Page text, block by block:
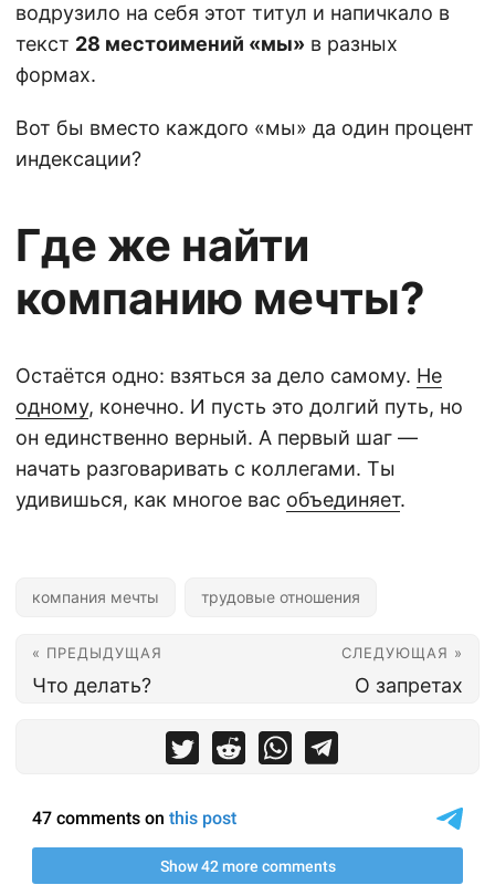
водрузило на себя этот титул и напичкало в
текст 28 местоимений «мы» в разных
формах.
Вот бы вместо каждого «мы» да один процент
индексации?
Где же найти
компанию мечты?
Остаётся одно: взяться за дело самому. Не
одному, конечно. И пусть это долгий путь, но
он единственно верный. А первый шаг —
начать разговаривать с коллегами. Ты
удивишься, как многое вас объединяет.
компания мечты трудовые отношения
« ПРЕДЫДУЩАЯ
‍‍Что делать?
СЛЕДУЮЩАЯ »
‍‍О запретах